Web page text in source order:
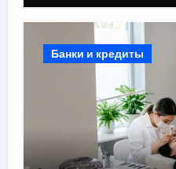
Банки и кредиты